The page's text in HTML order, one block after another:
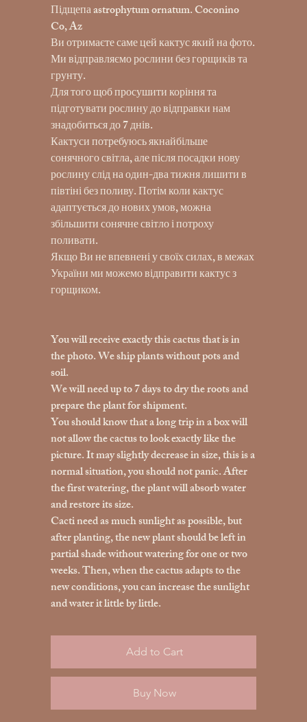
Підщепа astrophytum ornatum. Coconino
Co, Az
Ви отримаєте саме цей кактус який на фото.
Ми відправляємо рослини без горщиків та
грунту.
Для того щоб просушити коріння та
підготувати рослину до відправки нам
знадобиться до 7 днів.
Кактуси потребуюсь якнайбільше
сонячного світла, але після посадки нову
рослину слід на один-два тижня лишити в
півтіні без поливу. Потім коли кактус
адаптується до нових умов, можна
збільшити сонячне світло і потроху
поливати.
Якщо Ви не впевнені у своїх силах, в межах
України ми можемо відправити кактус з
горщиком.
You will receive exactly this cactus that is in
the photo. We ship plants without pots and
soil.
We will need up to 7 days to dry the roots and
prepare the plant for shipment.
You should know that a long trip in a box will
not allow the cactus to look exactly like the
picture. It may slightly decrease in size, this is a
normal situation, you should not panic. After
the first watering, the plant will absorb water
and restore its size.
Cacti need as much sunlight as possible, but
after planting, the new plant should be left in
partial shade without watering for one or two
weeks. Then, when the cactus adapts to the
new conditions, you can increase the sunlight
and water it little by little.
Add to Cart
Buy Now